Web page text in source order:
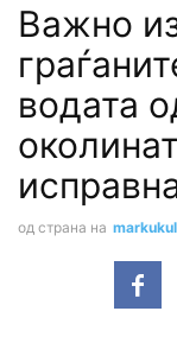
Важно
водата
од страна на